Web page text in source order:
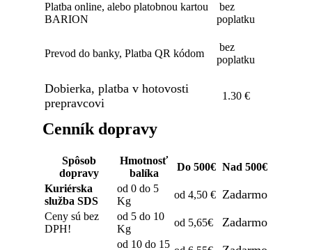
Platba online, alebo platobnou kartou
BARION
bez
poplatku
Prevod do banky, Platba QR kódom
bez
poplatku
Dobierka, platba v hotovosti
prepravcovi
1.30 €
Cenník dopravy
Spôsob
dopravy
Hmotnosť
balíka
Do 500€ Nad 500€
Kuriérska
služba SDS
od 0 do 5
Kg
od 4,50 € Zadarmo
Ceny sú bez
DPH!
od 5 do 10
Kg
od 5,65€ Zadarmo
od 10 do 15